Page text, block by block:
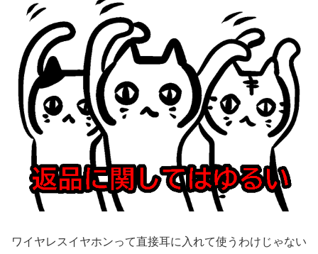
ワイヤレスイヤホンって直接耳に入れて使うわけじゃない